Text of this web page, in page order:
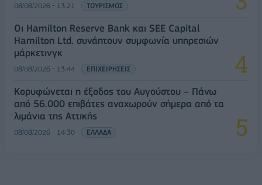
08/08/2026 - 13:21 ΤΟΥΡΙΣΜΟΣ
Οι Hamilton Reserve Bank και SEE Capital
Hamilton Ltd. συνάπτουν συμφωνία υπηρεσιών
μάρκετινγκ
08/08/2026 - 13:44 ΕΠΙΧΕΙΡΗΣΕΙΣ
Κορυφώνεται η έξοδος του Αυγούστου – Πάνω
από 56.000 επιβάτες αναχωρούν σήμερα από τα
λιμάνια της Αττικής
08/08/2026 - 14:30 ΕΛΛΑΔΑ